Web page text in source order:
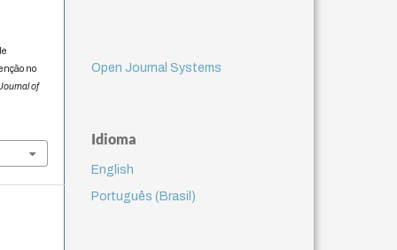
no
of
Open Journal Systems
Idioma
English
Português (Brasil)